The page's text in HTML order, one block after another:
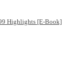
Highlights [E-Book]